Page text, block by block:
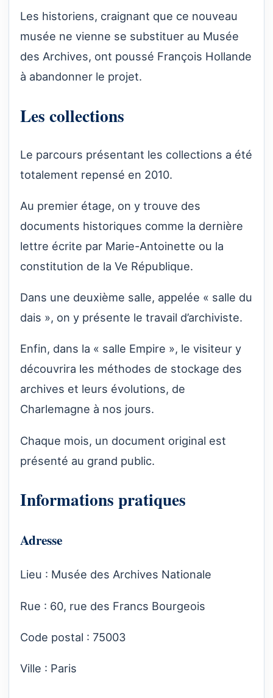
Les historiens, craignant que ce nouveau
musée ne vienne se substituer au Musée
des Archives, ont poussé François Hollande
à abandonner le projet.
Les collections
Le parcours présentant les collections a été
totalement repensé en 2010.
Au premier étage, on y trouve des
documents historiques comme la dernière
lettre écrite par Marie-Antoinette ou la
constitution de la Ve République.
Dans une deuxième salle, appelée « salle du
dais », on y présente le travail d’archiviste.
Enfin, dans la « salle Empire », le visiteur y
découvrira les méthodes de stockage des
archives et leurs évolutions, de
Charlemagne à nos jours.
Chaque mois, un document original est
présenté au grand public.
Informations pratiques
Adresse
Lieu : Musée des Archives Nationale
Rue : 60, rue des Francs Bourgeois
Code postal : 75003
Ville : Paris